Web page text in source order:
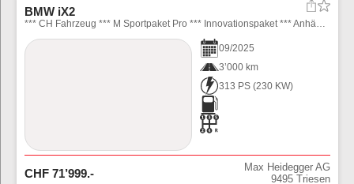
BMW iX2
*** CH Fahrzeug *** M Sportpaket Pro *** Innovationspaket *** Anhängerkupplung *** Komfort Paket ***\\n\\n
09/2025
3’000 km
313 PS (230 KW)
CHF 71’999.-
Max Heidegger AG
9495 Triesen